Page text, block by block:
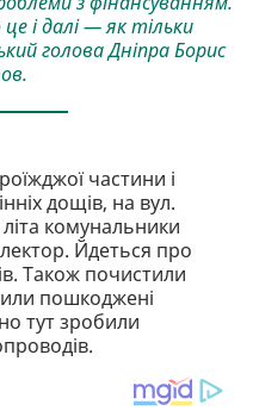
і далі — як тільки
голова Дніпра Борис
частини і
дощів, на вул.
комунальники
Йдеться про
Також почистили
пошкоджені
тут зробили